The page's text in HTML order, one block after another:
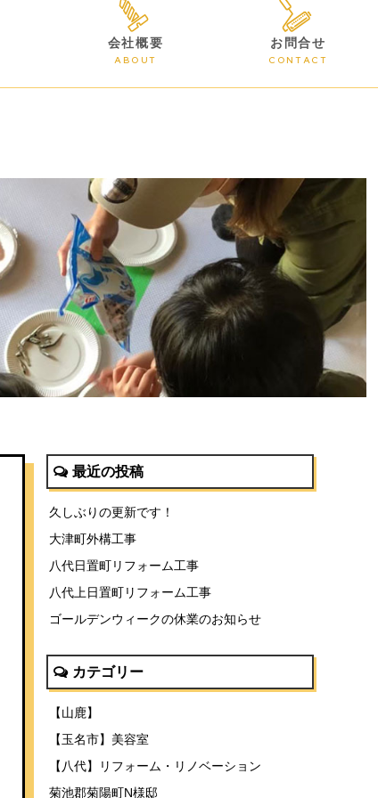
会社概要
ABOUT
お問合せ
CONTACT
最近の投稿
久しぶりの更新です！
大津町外構工事
八代日置町リフォーム工事
八代上日置町リフォーム工事
ゴールデンウィークの休業のお知らせ
カテゴリー
【山鹿】
【玉名市】美容室
【八代】リフォーム・リノベーション
菊池郡菊陽町N様邸